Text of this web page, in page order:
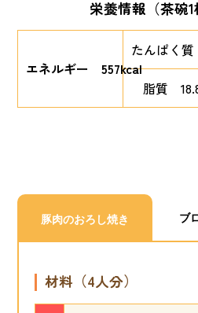
栄養情報 （茶碗1
エネルギー 557kcal
たんぱく
脂質
豚肉のおろし焼き ブ
材料（4人分）